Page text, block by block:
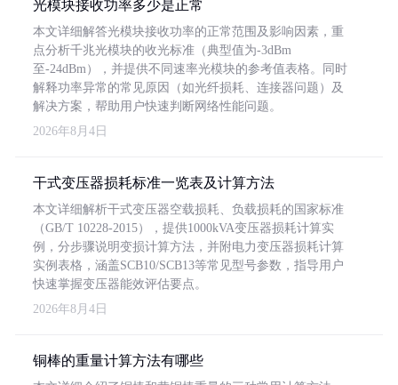
光模块接收功率多少是正常
本文详细解答光模块接收功率的正常范围及影响因素，重
点分析千兆光模块的收光标准（典型值为-3dBm
至-24dBm），并提供不同速率光模块的参考值表格。同时
解释功率异常的常见原因（如光纤损耗、连接器问题）及
解决方案，帮助用户快速判断网络性能问题。
2026年8月4日
干式变压器损耗标准一览表及计算方法
本文详细解析干式变压器空载损耗、负载损耗的国家标准
（GB/T 10228-2015），提供1000kVA变压器损耗计算实
例，分步骤说明变损计算方法，并附电力变压器损耗计算
实例表格，涵盖SCB10/SCB13等常见型号参数，指导用户
快速掌握变压器能效评估要点。
2026年8月4日
铜棒的重量计算方法有哪些